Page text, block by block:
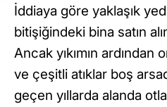
İddiaya göre yaklaşık
bitişiğindeki bina satın
Ancak yıkımın ardından
ve çeşitli atıklar boş
geçen yıllarda alanda